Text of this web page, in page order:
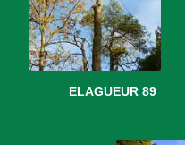
ELAGUEUR 89